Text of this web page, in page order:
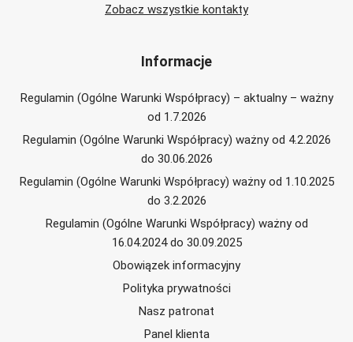
Zobacz wszystkie kontakty
Informacje
Regulamin (Ogólne Warunki Współpracy) – aktualny – ważny
od 1.7.2026
Regulamin (Ogólne Warunki Współpracy) ważny od 4.2.2026
do 30.06.2026
Regulamin (Ogólne Warunki Współpracy) ważny od 1.10.2025
do 3.2.2026
Regulamin (Ogólne Warunki Współpracy) ważny od
16.04.2024 do 30.09.2025
Obowiązek informacyjny
Polityka prywatności
Nasz patronat
Panel klienta